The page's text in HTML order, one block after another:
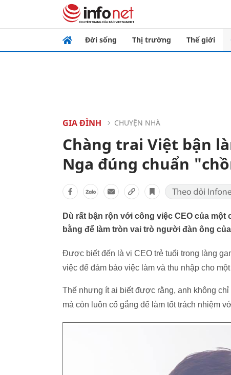
Đời sống Thị trường Thế giới
GIA ĐÌNH CHUYỆN NHÀ
Chàng trai Việt bận
Nga đúng chuẩn
Dù rất bận rộn với công việc CEO của
bằng để làm tròn vai trò người đàn ông
Được biết đến là vị CEO trẻ tuổi trong làng
việc để đảm bảo việc làm và thu nhập cho
Thế nhưng ít ai biết được rằng, anh không chỉ
mà còn luôn cố gắng để làm tốt trách nhiệm